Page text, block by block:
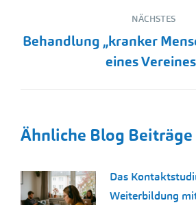
NÄCHSTES
Nächster
Beitrag:
Behandlung „kranker
eines
Ähnliche Blog Beiträge
Das
Weiterbildung